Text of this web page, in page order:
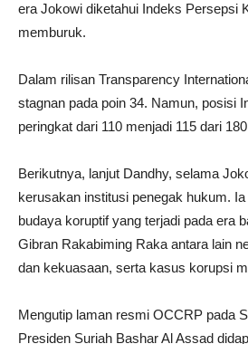
era Jokowi diketahui Indeks Persepsi
memburuk.
Dalam rilisan Transparency
stagnan pada poin 34. Namun, posisi
peringkat dari 110 menjadi 115 dari
Berikutnya, lanjut Dandhy, selama
kerusakan institusi penegak hukum.
budaya koruptif yang terjadi pada era
Gibran Rakabiming Raka antara lain
dan kekuasaan, serta kasus korupsi
Mengutip laman resmi OCCRP pada
Presiden Suriah Bashar Al Assad